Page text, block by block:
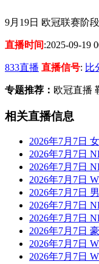
9月19日 欧冠联赛阶
直播时间:2025-09-19
833直播 直播信号: 比
专题推荐： 欧冠直播
相关直播信息
2026年7月7日
2026年7月7日
2026年7月7日
2026年7月7日
2026年7月7日
2026年7月7日
2026年7月7日
2026年7月7日
2026年7月7日
2026年7月7日